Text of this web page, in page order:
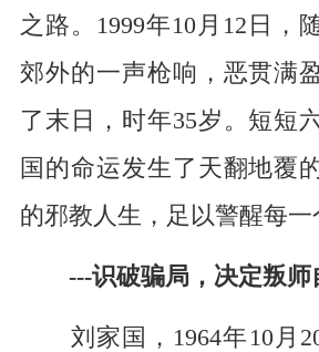
之路。 1999年10月 12 日，
郊外的一声枪响，恶贯满
了末日，时年35岁。短短
国的命运发生了天翻地覆
的邪教人生，足以警醒每一
---识破骗局，决定叛师
刘家国， 1964年 10月